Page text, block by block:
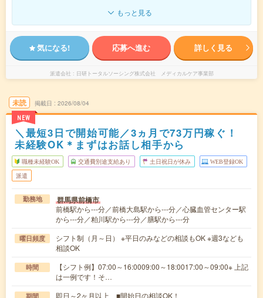
もっと見る
気になる! 応募へ進む 詳しく見る
派遣会社 日研トータルソーシング株式会社 メディカルケア事業部
未読
NEW
掲載日 2026/08/04
＼最短3日で開始可能／3ヵ月で73万円稼ぐ！
未経験OK＊まずはお話し相手から
職種未経験OK 交通費別途支給あり 土日祝日が休み WEB登録OK
派遣
勤務地 群馬県前橋市
前橋駅から---分／前橋大島駅から---分／心臓血管センター駅
から---分／粕川駅から---分／膳駅から---分
曜日頻度
シフト制（月～日） ※平日のみなどの相談もOK ※週3なども
相談OK
時間
【シフト例】07:00～16:0009:00～18:0017:00～09:00※ 上記
は一例です！そ…
期間 即日～2ヶ月以上 ■開始日の相談OK！